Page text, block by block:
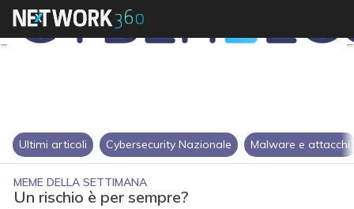
Ultimi articoli Cybersecurity Nazionale Malware e attacchi
MEME DELLA SETTIMANA
Un rischio è per sempre?